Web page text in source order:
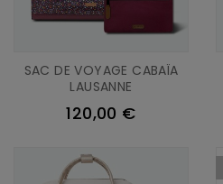
SAC DE VOYAGE CABAÏA
LAUSANNE
120,00 €